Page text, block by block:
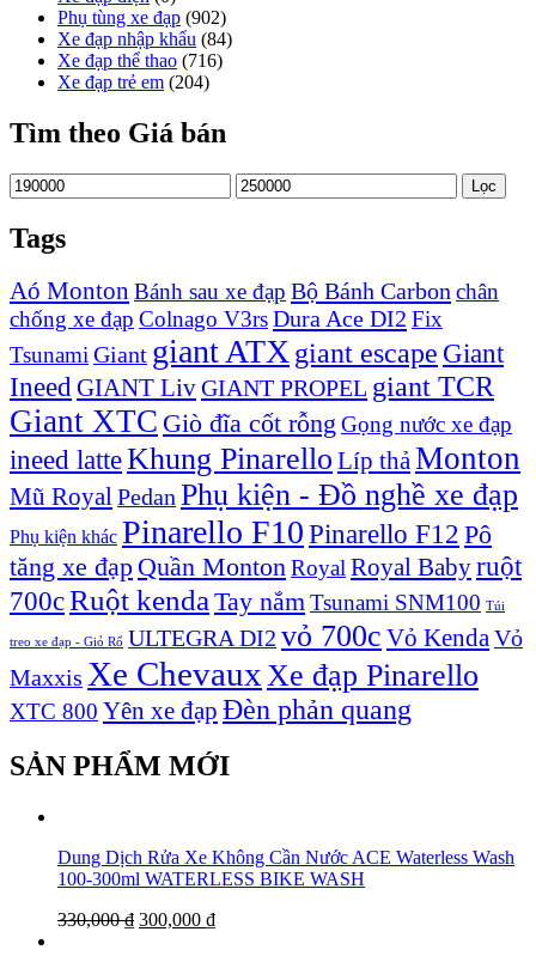
Phụ tùng xe đạp (902)
Xe đạp nhập khẩu (84)
Xe đạp thể thao (716)
Xe đạp trẻ em (204)
Tìm theo Giá bán
Giá
thấp
nhất
Giá
cao
Lọc
Tags
Aó Monton Bánh sau xe đạp Bộ Bánh Carbonchân
chống xe đạp Colnago V3rsDura Ace DI2 Fix
TsunamiGiant giant ATXgiant escape Giant
IneedGIANT LivGIANT PROPEL giant TCR
Giant XTC Giò đĩa cốt rỗng Gọng nước xe đạp
ineed latteKhung Pinarello Líp thảMonton
Mũ RoyalPedanPhụ kiện - Đồ nghề xe đạp
Phụ kiện khác Pinarello F10Pinarello F12 Pô
tăng xe đạp Quần MontonRoyalRoyal Babyruột
700cRuột kendaTay nắmTsunami SNM100 Túi
treo xe đạp - Giỏ Rổ ULTEGRA DI2 vỏ 700c Vỏ KendaVỏ
Maxxis Xe ChevauxXe đạp Pinarello
XTC 800 Yên xe đạp Đèn phản quang
SẢN PHẨM MỚI
Dung Dịch Rửa Xe Không Cần Nước ACE Waterless Wash
100-300ml WATERLESS BIKE WASH
330,000₫ 300,000 ₫